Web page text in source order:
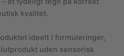
kvalitet.
ideelt i formuleringer,
uden sensorisk